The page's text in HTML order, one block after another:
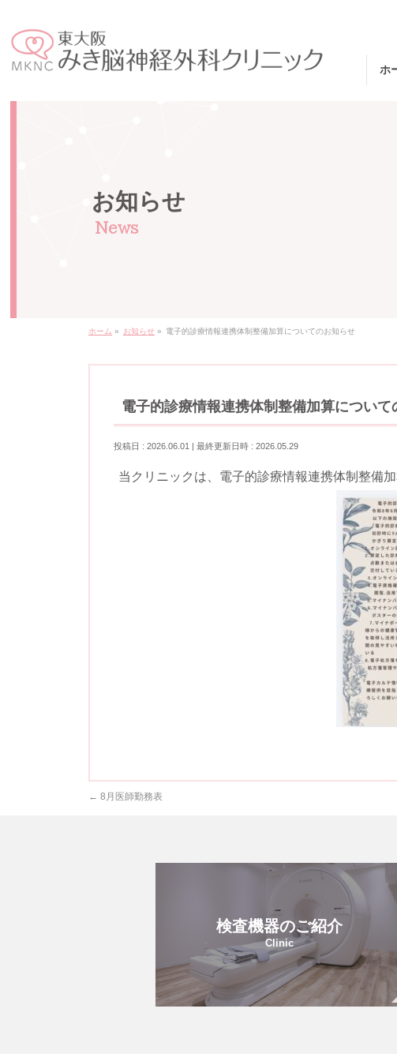
ホ
お知らせ
ホーム » お知らせ » 電子的診療情報連携体制整備加算についてのお知らせ
電子的診療情報連携体制整備加算について
投稿日 : 2026.06.01 最終更新日時 : 2026.05.29
当クリニックは、電子的診療情報連携体制整備
← 8月医師勤務表
検査機器のご紹介
Clinic